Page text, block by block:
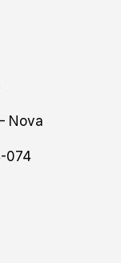
Nova
074